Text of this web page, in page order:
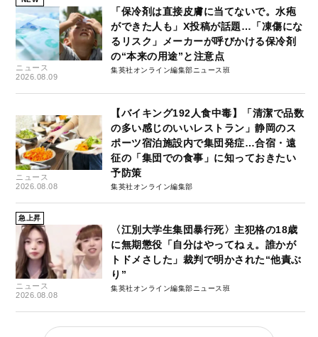
ニュース
2026.08.09
「保冷剤は直接皮膚に当てないで。水疱
ができた人も」X投稿が話題…「凍傷にな
るリスク」メーカーが呼びかける保冷剤
の“本来の用途”と注意点
集英社オンライン編集部ニュース班
ニュース
2026.08.08
【バイキング192人食中毒】「清潔で品数
の多い感じのいいレストラン」静岡のス
ポーツ宿泊施設内で集団発症…合宿・遠
征の「集団での食事」に知っておきたい
予防策
集英社オンライン編集部
急上昇
ニュース
2026.08.08
〈江別大学生集団暴行死〉主犯格の18歳
に無期懲役「自分はやってねぇ。誰かが
トドメさした」裁判で明かされた“他責ぶ
り”
集英社オンライン編集部ニュース班